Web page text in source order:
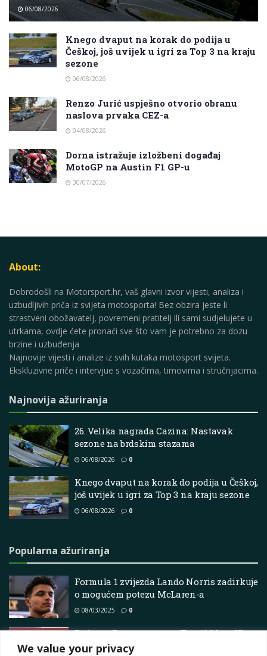
We value your privacy
06/08/2026
Knego dvaput na korak do podija u
Češkoj, još uvijek u igri za Top 3 na kraju
sezone
06/08/2026
Renzo Jurić uspješno otvorio obranu
naslova prvaka CEZ-a
04/08/2026
Dorna istražuje izložbeni događaj
MotoGP na Austin F1 GP-u
30/07/2026
About:
Dobrodošli na Motorsport.hr, vaš glavni izvor vijesti, analiza i
uzbudljivih priča iz svijeta motosporta! Bez obzira jeste li
strastveni obožavatelj, povremeni pratitelj ili sami sudjelujete u
utrkama, ovdje ćete pronaći sve što vam je potrebno za dozu
brzine i uzbuđenja
Najnovije vijesti i analize iz svih kutaka motosport svijeta.
Ekskluzivne priče i intervjue s vozačima, timovima i stručnjacima.
Najnovija ažuriranja
26. Velika nagrada Cazina: Nastavak
sezone na brdskim stazama
06/08/2026 0
Knego dvaput na korak do podija u Češkoj,
još uvijek u igri za Top 3 na kraju sezone
06/08/2026 0
Popularna ažuriranja
Formula 1 zvijezda Lando Norris zadirkuje
o mogućem potezu McLaren-a
08/03/2025 0
Podcast: Razgovaramo o Top 10 MotoGP
vozača 2024.